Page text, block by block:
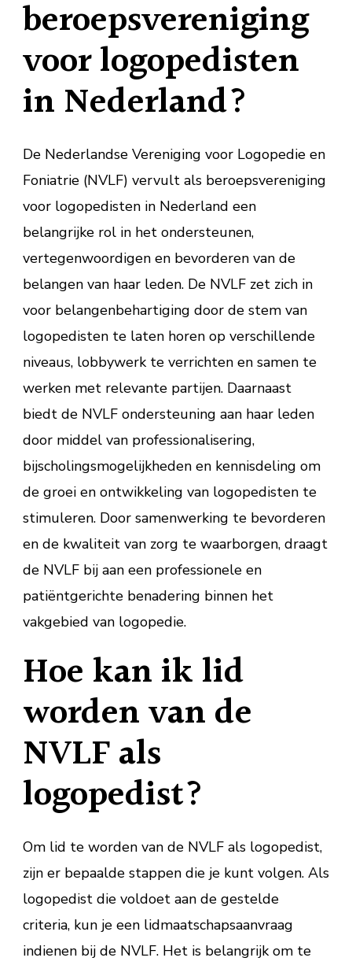
beroepsvereniging
voor logopedisten
in Nederland?
De Nederlandse Vereniging voor Logopedie en
Foniatrie (NVLF) vervult als beroepsvereniging
voor logopedisten in Nederland een
belangrijke rol in het ondersteunen,
vertegenwoordigen en bevorderen van de
belangen van haar leden. De NVLF zet zich in
voor belangenbehartiging door de stem van
logopedisten te laten horen op verschillende
niveaus, lobbywerk te verrichten en samen te
werken met relevante partijen. Daarnaast
biedt de NVLF ondersteuning aan haar leden
door middel van professionalisering,
bijscholingsmogelijkheden en kennisdeling om
de groei en ontwikkeling van logopedisten te
stimuleren. Door samenwerking te bevorderen
en de kwaliteit van zorg te waarborgen, draagt
de NVLF bij aan een professionele en
patiëntgerichte benadering binnen het
vakgebied van logopedie.
Hoe kan ik lid
worden van de
NVLF als
logopedist?
Om lid te worden van de NVLF als logopedist,
zijn er bepaalde stappen die je kunt volgen. Als
logopedist die voldoet aan de gestelde
criteria, kun je een lidmaatschapsaanvraag
indienen bij de NVLF. Het is belangrijk om te